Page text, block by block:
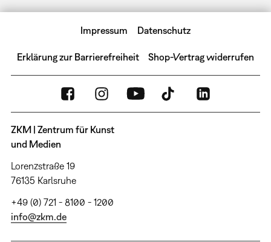
Impressum Datenschutz
Erklärung zur Barrierefreiheit Shop-Vertrag widerrufen
ZKM | Zentrum für Kunst
und Medien
Lorenzstraße 19
76135 Karlsruhe
+49 (0) 721 - 8100 - 1200
info@zkm.de